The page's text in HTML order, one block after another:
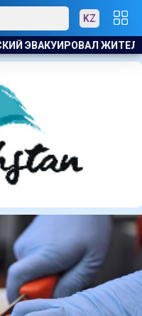
KZ
ПОЖАР НА ХИМЗАВОДЕ